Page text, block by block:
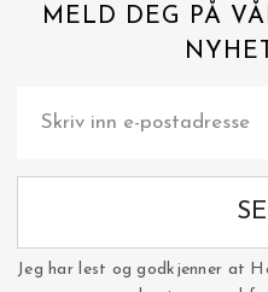
MELD DEG PÅ
Jeg har lest og godkjenner at